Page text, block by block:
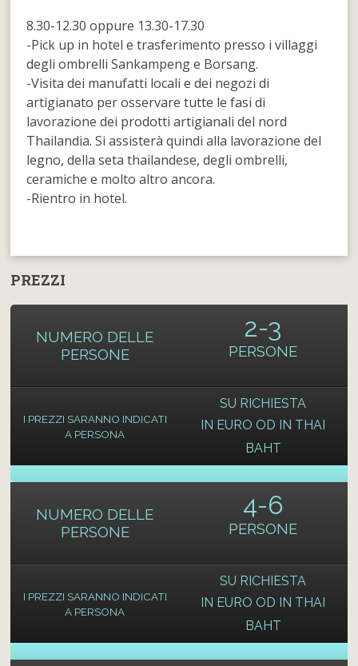
8.30-12.30 oppure 13.30-17.30
-Pick up in hotel e trasferimento presso i villaggi
degli ombrelli Sankampeng e Borsang.
-Visita dei manufatti locali e dei negozi di
artigianato per osservare tutte le fasi di
lavorazione dei prodotti artigianali del nord
Thailandia. Si assisterà quindi alla lavorazione del
legno, della seta thailandese, degli ombrelli,
ceramiche e molto altro ancora.
-Rientro in hotel.
PREZZI
NUMERO DELLE
PERSONE
I PREZZI SARANNO INDICATI
A PERSONA
2-3
PERSONE
SU RICHIESTA
IN EURO OD IN THAI
BAHT
NUMERO DELLE
PERSONE
I PREZZI SARANNO INDICATI
A PERSONA
4-6
PERSONE
SU RICHIESTA
IN EURO OD IN THAI
BAHT